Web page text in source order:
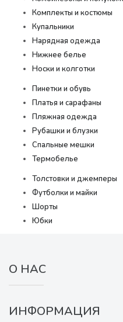
Комплекты и костюмы
Купальники
Нарядная одежда
Нижнее белье
Носки и колготки
Пинетки и обувь
Платья и сарафаны
Пляжная одежда
Рубашки и блузки
Спальные мешки
Термобелье
Толстовки и джемперы
Футболки и майки
Шорты
Юбки
О НАС
ИНФОРМАЦИЯ